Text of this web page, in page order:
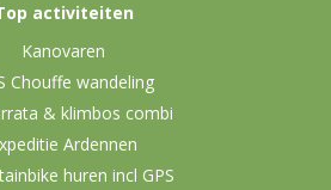
activiteiten
Kanovaren
Chouffe wandeling
& klimbos combi
Ardennen
huren incl GPS